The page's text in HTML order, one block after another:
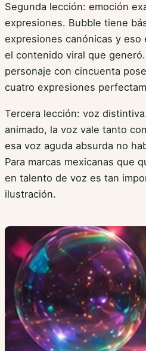
Segunda lección: emoción
expresiones. Bubble tiene
expresiones canónicas y
el contenido viral que
personaje con cincuenta
cuatro expresiones
Tercera lección: voz
animado, la voz vale tanto
esa voz aguda absurda no
Para marcas mexicanas que
en talento de voz es tan
ilustración.